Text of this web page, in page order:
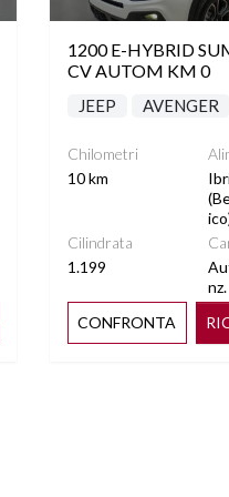
1200 E-HYBRID
CV AUTOM KM 0
JEEP AVENGER
Chilometri
10 km
Cilindrata
1.199
nz.
CONFRONTA